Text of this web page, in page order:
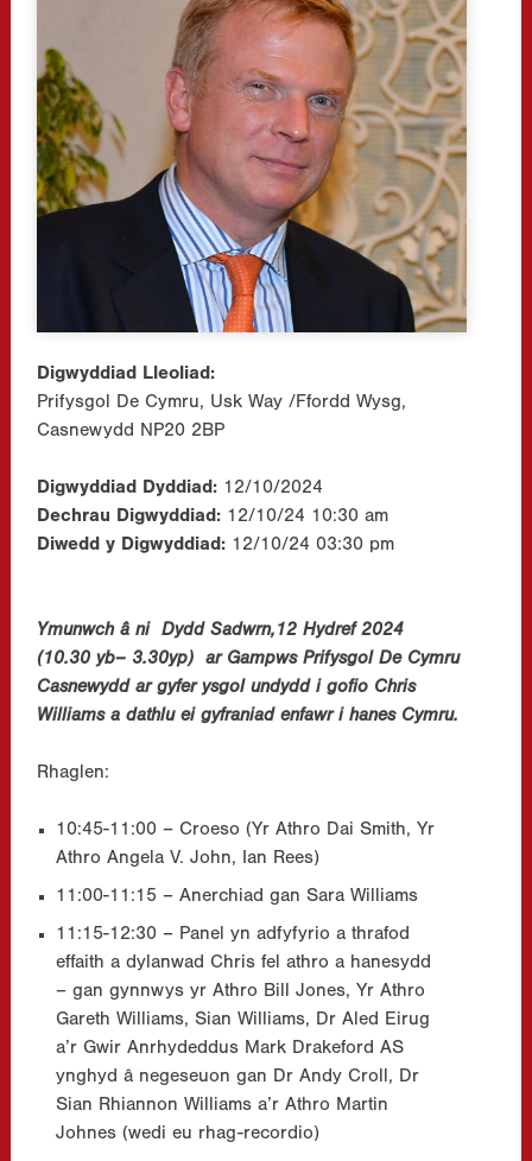
Digwyddiad Lleoliad:
Prifysgol De Cymru, Usk Way /Ffordd Wysg,
Casnewydd NP20 2BP
Digwyddiad Dyddiad: 12/10/2024
Dechrau Digwyddiad: 12/10/24 10:30 am
Diwedd y Digwyddiad: 12/10/24 03:30 pm
Ymunwch â ni Dydd Sadwrn,12 Hydref 2024
(10.30 yb– 3.30yp) ar Gampws Prifysgol De Cymru
Casnewydd ar gyfer ysgol undydd i gofio Chris
Williams a dathlu ei gyfraniad enfawr i hanes Cymru.
Rhaglen:
10:45-11:00 – Croeso (Yr Athro Dai Smith, Yr
Athro Angela V. John, Ian Rees)
11:00-11:15 – Anerchiad gan Sara Williams
11:15-12:30 – Panel yn adfyfyrio a thrafod
effaith a dylanwad Chris fel athro a hanesydd
– gan gynnwys yr Athro Bill Jones, Yr Athro
Gareth Williams, Sian Williams, Dr Aled Eirug
a’r Gwir Anrhydeddus Mark Drakeford AS
ynghyd â negeseuon gan Dr Andy Croll, Dr
Sian Rhiannon Williams a’r Athro Martin
Johnes (wedi eu rhag-recordio)